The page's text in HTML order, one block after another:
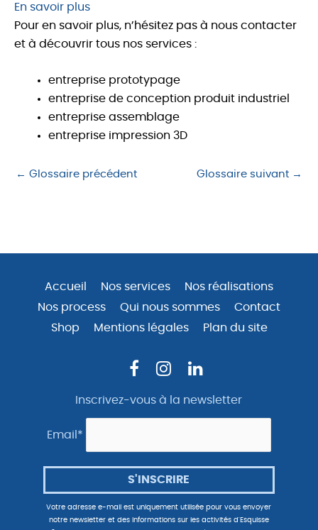
En savoir plus
Pour en savoir plus, n’hésitez pas à nous contacter
et à découvrir tous nos services :
entreprise prototypage
entreprise de conception produit industriel
entreprise assemblage
entreprise impression 3D
← Glossaire précédent Glossaire suivant →
Accueil Nos services
Nos réalisations
Nos process
Qui nous sommes
Contact
Shop
Mentions légales Plan du site
Inscrivez-vous à la newsletter
Email*
Votre adresse e-mail est uniquement utilisée pour vous envoyer
notre newsletter et des informations sur les activités d'Esquisse